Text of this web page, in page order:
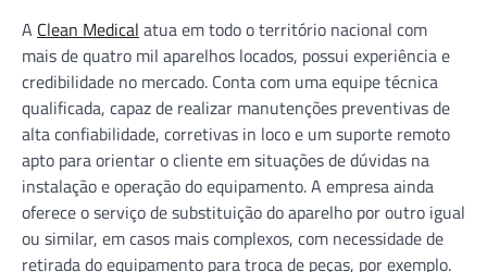
A Clean Medical atua em todo o território nacional com
mais de quatro mil aparelhos locados, possui experiência e
credibilidade no mercado. Conta com uma equipe técnica
qualificada, capaz de realizar manutenções preventivas de
alta confiabilidade, corretivas in loco e um suporte remoto
apto para orientar o cliente em situações de dúvidas na
instalação e operação do equipamento. A empresa ainda
oferece o serviço de substituição do aparelho por outro igual
ou similar, em casos mais complexos, com necessidade de
retirada do equipamento para troca de peças, por exemplo.